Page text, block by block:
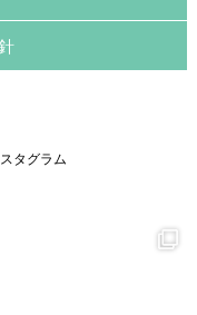
タグラム